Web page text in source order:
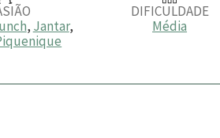
, Jantar,
DIFICULDADE
Média